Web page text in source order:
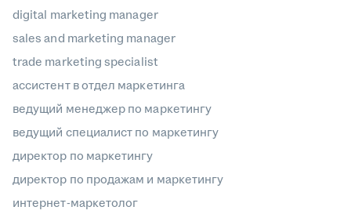
digital marketing manager
sales and marketing manager
trade marketing specialist
ассистент в отдел маркетинга
ведущий менеджер по маркетингу
ведущий специалист по маркетингу
директор по маркетингу
директор по продажам и маркетингу
интернет-маркетолог